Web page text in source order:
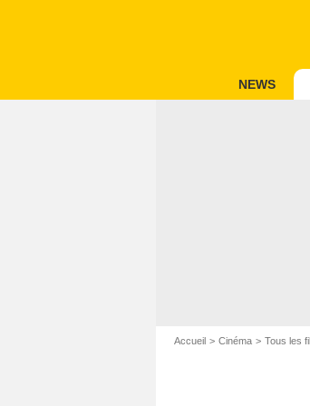
NEWS
Accueil Cinéma Tous les